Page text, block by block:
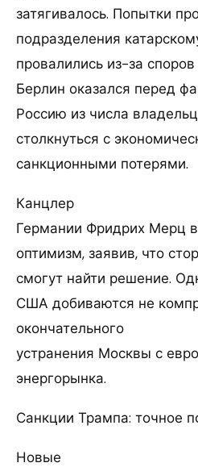
затягивалось. Попытки
подразделения
провалились из-за
Берлин оказался перед
Россию из числа
столкнуться с
санкционными потерями.
Канцлер
Германии Фридрих Мерц
оптимизм, заявив, что
смогут найти решение.
США добиваются не
окончательного
устранения Москвы с
энергорынка.
Санкции Трампа: точное
Новые